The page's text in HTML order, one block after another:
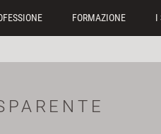
FORMAZIONE I